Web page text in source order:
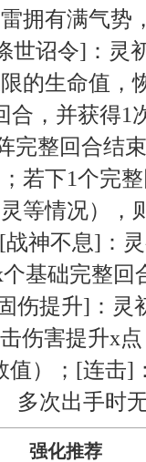
拥有满气势
世诏令]：灵
的生命值，
合，并获得1
完整回合结
若下1个完
等情况），
战神不息]：
基础完整回
伤提升]：灵
伤害提升x
值）；[连击]
多次出手时
强化推荐